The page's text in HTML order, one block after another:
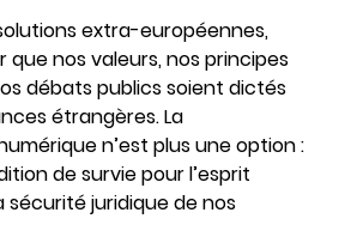
extra-européennes,
que nos valeurs, nos principes
débats publics soient dictés
étrangères. La
n’est plus une option :
de survie pour l’esprit
sécurité juridique de nos